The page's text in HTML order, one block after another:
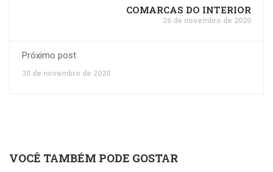
COMARCAS DO INTERIOR
26 de novembro de 2020
Próximo post
30 de novembro de 2020
VOCÊ TAMBÉM PODE GOSTAR